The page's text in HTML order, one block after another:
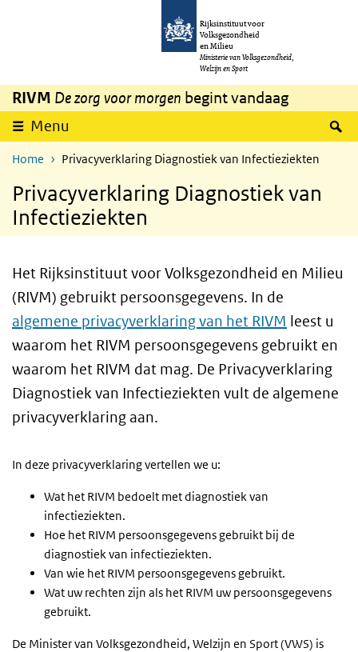
Overslaan en naar de inhoud gaan
Rijksinstituut voor
Volksgezondheid
en Milieu
Ministerie van Volksgezondheid,
Welzijn en Sport
RIVM De zorg voor morgen begint vandaag
Menu
Home Privacyverklaring Diagnostiek van Infectieziekten
Privacyverklaring Diagnostiek van
Infectieziekten
Het Rijksinstituut voor Volksgezondheid en Milieu
(RIVM) gebruikt persoonsgegevens. In de
algemene privacyverklaring van het RIVM leest u
waarom het RIVM persoonsgegevens gebruikt en
waarom het RIVM dat mag. De Privacyverklaring
Diagnostiek van Infectieziekten vult de algemene
privacyverklaring aan.
In deze privacyverklaring vertellen we u:
Wat het RIVM bedoelt met diagnostiek van
infectieziekten.
Hoe het RIVM persoonsgegevens gebruikt bij de
diagnostiek van infectieziekten.
Van wie het RIVM persoonsgegevens gebruikt.
Wat uw rechten zijn als het RIVM uw persoonsgegevens
gebruikt.
De Minister van Volksgezondheid, Welzijn en Sport (VWS) is